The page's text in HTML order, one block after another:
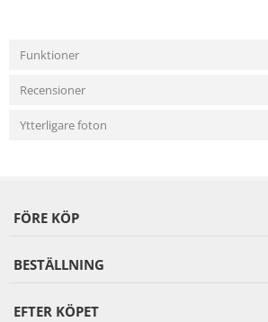
Funktioner
Recensioner
Ytterligare foton
FÖRE KÖP
BESTÄLLNING
EFTER KÖPET